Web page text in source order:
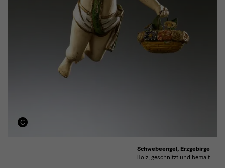
Schwebeengel, Erzgebirge
Holz, geschnitzt und bemalt